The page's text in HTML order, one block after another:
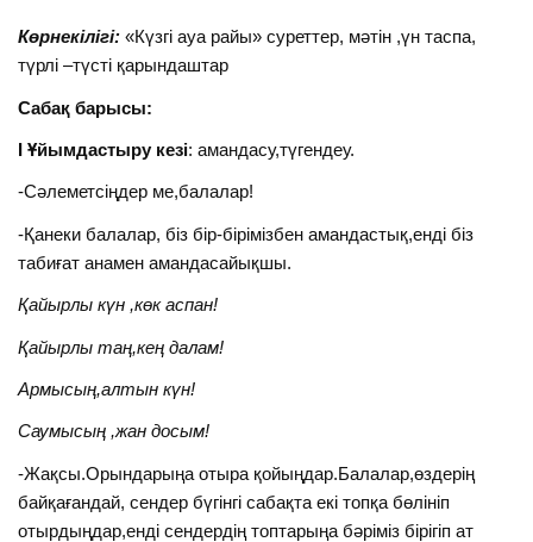
Көрнекілігі: «Күзгі ауа райы» суреттер, мәтін ,үн таспа,
түрлі –түсті қарындаштар
Сабақ барысы:
І Ұйымдастыру кезі: амандасу,түгендеу.
-Сәлеметсіңдер ме,балалар!
-Қанеки балалар, біз бір-бірімізбен амандастық,енді біз
табиғат анамен амандасайықшы.
Қайырлы күн ,көк аспан!
Қайырлы таң,кең далам!
Армысың,алтын күн!
Саумысың ,жан досым!
-Жақсы.Орындарыңа отыра қойыңдар.Балалар,өздерің
байқағандай, сендер бүгінгі сабақта екі топқа бөлініп
отырдыңдар,енді сендердің топтарыңа бәріміз бірігіп ат